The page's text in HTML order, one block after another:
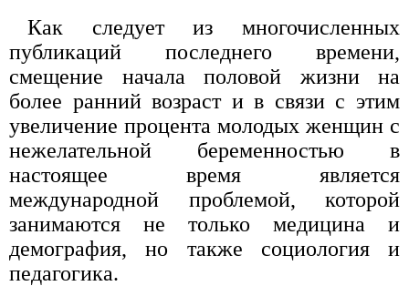
Как следует из многочисленных
публикаций последнего времени,
смещение начала половой жизни на
более ранний возраст и в связи с этим
увеличение процента молодых женщин с
нежелательной беременностью в
настоящее время является
международной проблемой, которой
занимаются не только медицина и
демография, но также социология и
педагогика.